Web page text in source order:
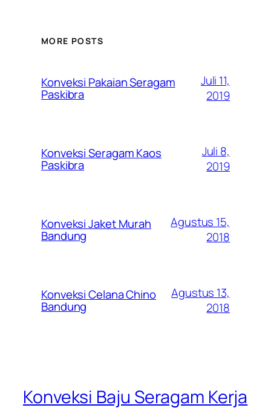
MORE POSTS
Konveksi Pakaian Seragam
Paskibra
Juli 11,
2019
Konveksi Seragam Kaos
Paskibra
Juli 8,
2019
Konveksi Jaket Murah
Bandung
Agustus 15,
2018
Konveksi Celana Chino
Bandung
Agustus 13,
2018
Konveksi Baju Seragam Kerja